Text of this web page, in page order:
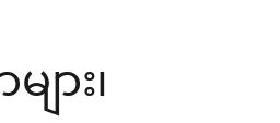
ား၊